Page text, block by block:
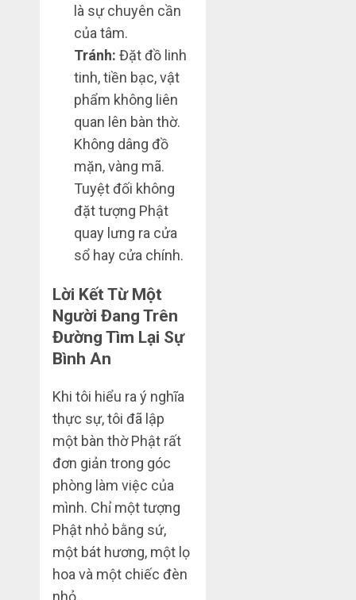
là sự chuyên cần
của tâm.
Tránh: Đặt đồ linh
tinh, tiền bạc, vật
phẩm không liên
quan lên bàn thờ.
Không dâng đồ
mặn, vàng mã.
Tuyệt đối không
đặt tượng Phật
quay lưng ra cửa
sổ hay cửa chính.
Lời Kết Từ Một
Người Đang Trên
Đường Tìm Lại Sự
Bình An
Khi tôi hiểu ra ý nghĩa
thực sự, tôi đã lập
một bàn thờ Phật rất
đơn giản trong góc
phòng làm việc của
mình. Chỉ một tượng
Phật nhỏ bằng sứ,
một bát hương, một lọ
hoa và một chiếc đèn